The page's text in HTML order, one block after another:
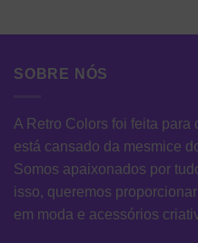
SOBRE NÓS
A Retro Colors foi feita para
está cansado da mesmice
Somos apaixonados por
isso, queremos
em moda e acessórios